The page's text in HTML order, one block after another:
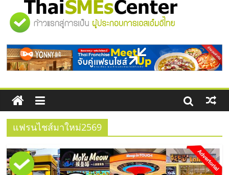
ThaiFranchise Meet Up จับคู่แฟรน
ไชส์ ครั้งที่ 8
ร้านเครื่องเสียงคุณภาพสูง พร้อม
บริษัท Cybersecurity ในไทยที่ไหนดี?
วิธีเลือกผู้ให้บริการให้คุ้มค่าและตอบ
โจทย์ธุรกิจ
"ศูนย์
รวม
ข้อมูล
ธุรกิจ
SME
แห่ง
แฟรนไชส์มาใหม่2569